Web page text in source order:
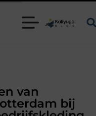
van
bij